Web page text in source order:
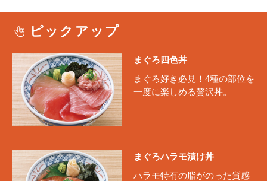
ピックアップ
まぐろ四色丼
まぐろ好き必見！4種の部位を
一度に楽しめる贅沢丼。
まぐろハラモ漬け丼
ハラモ特有の脂がのった質感